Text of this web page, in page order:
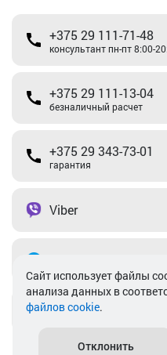
+375 29 111-71-48
консультант пн-пт 8:00-
+375 29 111-13-04
безналичный расчет
+375 29 343-73-01
гарантия
Viber
info@akkamulik.by
Cайт использует файлы
анализа данных в
файлов cookie.
Отклонить